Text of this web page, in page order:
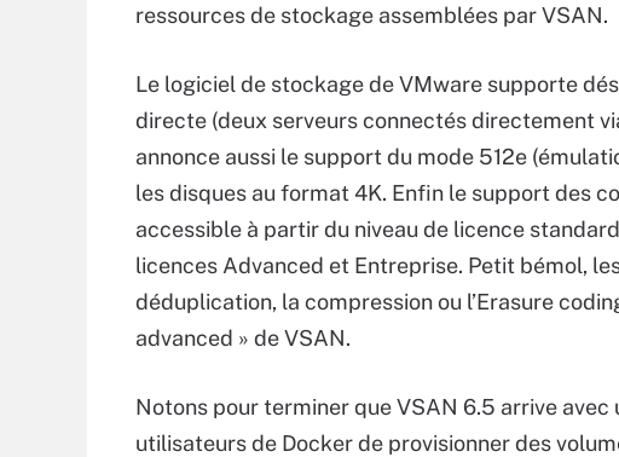
ressources de stockage assemblées par VSAN.
Le logiciel de stockage de VMware supporte
directe (deux serveurs connectés directement
annonce aussi le support du mode 512e
les disques au format 4K. Enfin le support des
accessible à partir du niveau de licence
licences Advanced et Entreprise. Petit bémol,
déduplication, la compression ou l’Erasure
advanced » de VSAN.
Notons pour terminer que VSAN 6.5 arrive
utilisateurs de Docker de provisionner des